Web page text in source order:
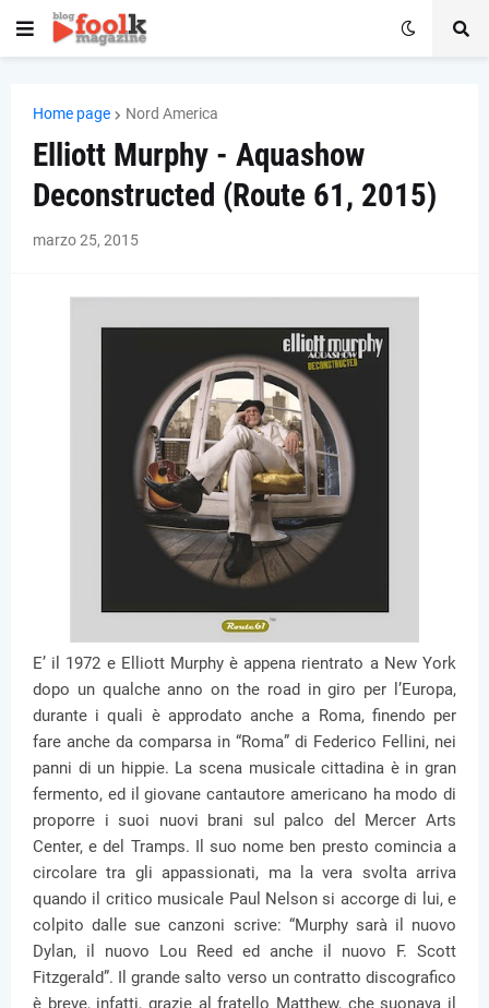
Home page Nord America
Elliott Murphy - Aquashow
Deconstructed (Route 61, 2015)
marzo 25, 2015
E’ il 1972 e Elliott Murphy è appena rientrato a New York
dopo un qualche anno on the road in giro per l’Europa,
durante i quali è approdato anche a Roma, finendo per
fare anche da comparsa in “Roma” di Federico Fellini, nei
panni di un hippie. La scena musicale cittadina è in gran
fermento, ed il giovane cantautore americano ha modo di
proporre i suoi nuovi brani sul palco del Mercer Arts
Center, e del Tramps. Il suo nome ben presto comincia a
circolare tra gli appassionati, ma la vera svolta arriva
quando il critico musicale Paul Nelson si accorge di lui, e
colpito dalle sue canzoni scrive: “Murphy sarà il nuovo
Dylan, il nuovo Lou Reed ed anche il nuovo F. Scott
Fitzgerald”. Il grande salto verso un contratto discografico
è breve, infatti, grazie al fratello Matthew, che suonava il